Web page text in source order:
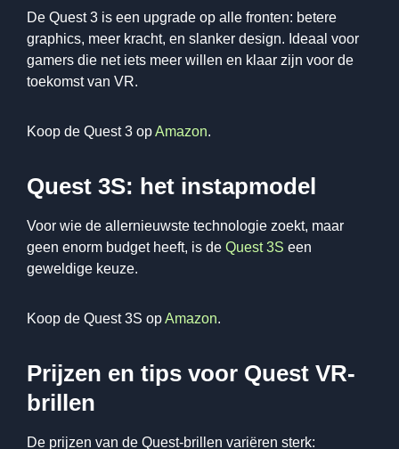
De Quest 3 is een upgrade op alle fronten: betere
graphics, meer kracht, en slanker design. Ideaal voor
gamers die net iets meer willen en klaar zijn voor de
toekomst van VR.
Koop de Quest 3 opAmazon.
Quest 3S: het instapmodel
Voor wie de allernieuwste technologie zoekt, maar
geen enorm budget heeft, is de Quest 3S een
geweldige keuze.
Koop de Quest 3S opAmazon.
Prijzen en tips voor Quest VR-
brillen
De prijzen van de Quest-brillen variëren sterk: